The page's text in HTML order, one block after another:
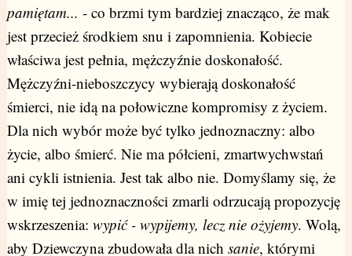
pamiętam... - co brzmi tym bardziej znacząco, że mak
jest przecież środkiem snu i zapomnienia. Kobiecie
właściwa jest pełnia, mężczyźnie doskonałość.
Mężczyźni-nieboszczycy wybierają doskonałość
śmierci, nie idą na połowiczne kompromisy z życiem.
Dla nich wybór może być tylko jednoznaczny: albo
życie, albo śmierć. Nie ma półcieni, zmartwychwstań
ani cykli istnienia. Jest tak albo nie. Domyślamy się, że
w imię tej jednoznaczności zmarli odrzucają propozycję
wskrzeszenia: wypić - wypijemy, lecz nie ożyjemy. Wolą,
aby Dziewczyna zbudowała dla nich sanie, którymi